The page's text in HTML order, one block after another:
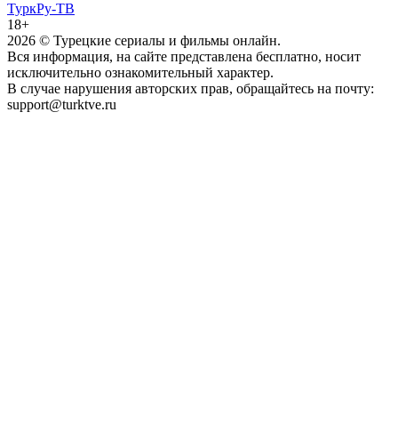
ТуркРу-ТВ
18+
2026 © Турецкие сериалы и фильмы онлайн.
Вся информация, на сайте представлена бесплатно, носит
исключительно ознакомительный характер.
В случае нарушения авторских прав, обращайтесь на почту:
support@turktve.ru